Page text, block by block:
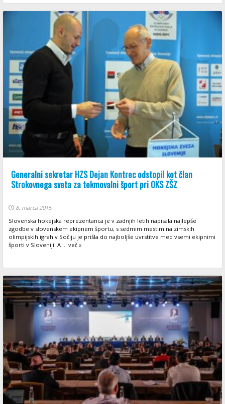
Generalni sekretar HZS Dejan Kontrec odstopil kot član
Strokovnega sveta za tekmovalni šport pri OKS ZŠZ
8. marca 2015
Slovenska hokejska reprezentanca je v zadnjih letih napisala najlepše
zgodbe v slovenskem ekipnem športu, s sedmim mestim na zimskih
olimpijskih igrah v Sočiju je prišla do najboljše uvrstitve med vsemi ekipnimi
športi v Sloveniji. A ... več »